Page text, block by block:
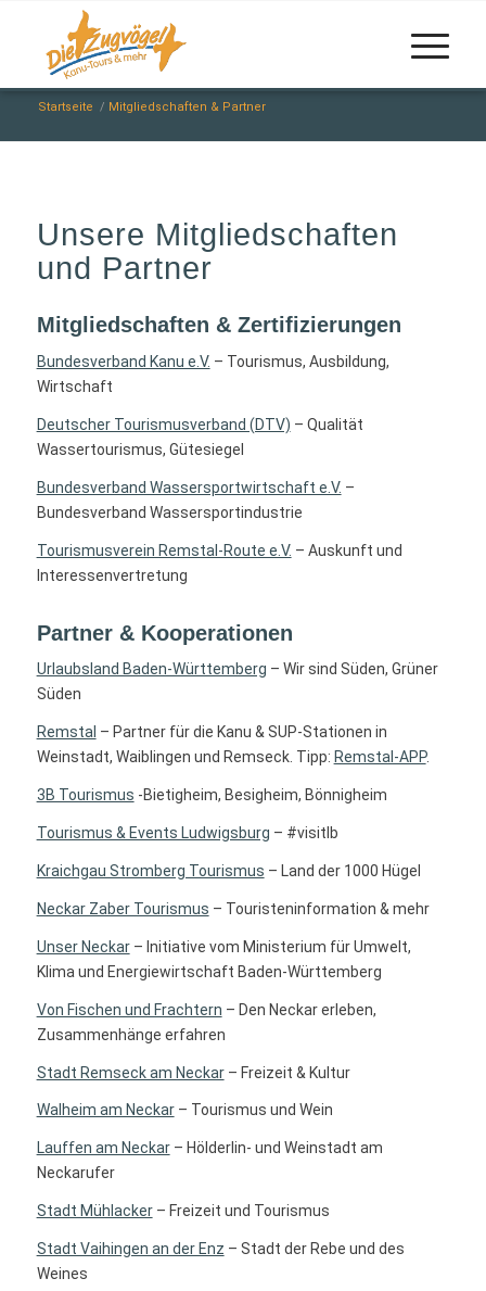
Startseite / Mitgliedschaften & Partner
Unsere Mitgliedschaften
und Partner
Mitgliedschaften & Zertifizierungen
Bundesverband Kanu e.V. – Tourismus, Ausbildung,
Wirtschaft
Deutscher Tourismusverband (DTV) – Qualität
Wassertourismus, Gütesiegel
Bundesverband Wassersportwirtschaft e.V. –
Bundesverband Wassersportindustrie
Tourismusverein Remstal-Route e.V. – Auskunft und
Interessenvertretung
Partner & Kooperationen
Urlaubsland Baden-Württemberg – Wir sind Süden, Grüner
Süden
Remstal – Partner für die Kanu & SUP-Stationen in
Weinstadt, Waiblingen und Remseck. Tipp: Remstal-APP.
3B Tourismus -Bietigheim, Besigheim, Bönnigheim
Tourismus & Events Ludwigsburg – #visitlb
Kraichgau Stromberg Tourismus – Land der 1000 Hügel
Neckar Zaber Tourismus – Touristeninformation & mehr
Unser Neckar– Initiative vom Ministerium für Umwelt,
Klima und Energiewirtschaft Baden-Württemberg
Von Fischen und Frachtern – Den Neckar erleben,
Zusammenhänge erfahren
Stadt Remseck am Neckar– Freizeit & Kultur
Walheim am Neckar– Tourismus und Wein
Lauffen am Neckar– Hölderlin- und Weinstadt am
Neckarufer
Stadt Mühlacker– Freizeit und Tourismus
Stadt Vaihingen an der Enz – Stadt der Rebe und des
Weines